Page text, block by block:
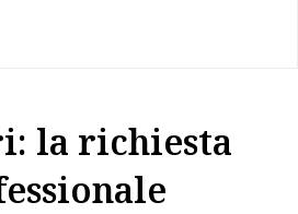
la richiesta